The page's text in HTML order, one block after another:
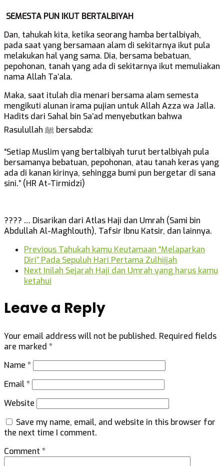
SEMESTA PUN IKUT BERTALBIYAH
Dan, tahukah kita, ketika seorang hamba bertalbiyah,
pada saat yang bersamaan alam di sekitarnya ikut pula
melakukan hal yang sama. Dia, bersama bebatuan,
pepohonan, tanah yang ada di sekitarnya ikut memuliakan
nama Allah Ta’ala.
Maka, saat itulah dia menari bersama alam semesta
mengikuti alunan irama pujian untuk Allah Azza wa Jalla.
Hadits dari Sahal bin Sa’ad menyebutkan bahwa
Rasulullah ﷺ bersabda:
“Setiap Muslim yang bertalbiyah turut bertalbiyah pula
bersamanya bebatuan, pepohonan, atau tanah keras yang
ada di kanan kirinya, sehingga bumi pun bergetar di sana
sini.” (HR At-Tirmidzi)
???? … Disarikan dari Atlas Haji dan Umrah (Sami bin
Abdullah Al-Maghlouth), Tafsir Ibnu Katsir, dan lainnya.
Previous Tahukah kamu Keutamaan “Melaparkan
Diri” Pada Sepuluh Hari Pertama Zulhijjah
Next Inilah Sejarah Haji dan Umrah yang harus kamu
ketahui
Leave a Reply
Your email address will not be published. Required fields
are marked *
Name *
Email*
Website
Save my name, email, and website in this browser for
the next time I comment.
Comment *